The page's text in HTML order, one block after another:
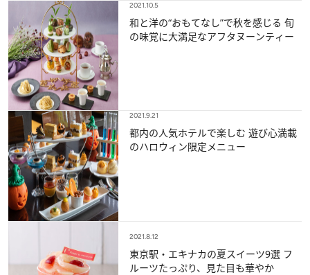
2021.10.5
和と洋の“おもてなし”で秋を感じる 旬
の味覚に大満足なアフタヌーンティー
2021.9.21
都内の人気ホテルで楽しむ 遊び心満載
のハロウィン限定メニュー
2021.8.12
東京駅・エキナカの夏スイーツ9選 フ
ルーツたっぷり、見た目も華やか